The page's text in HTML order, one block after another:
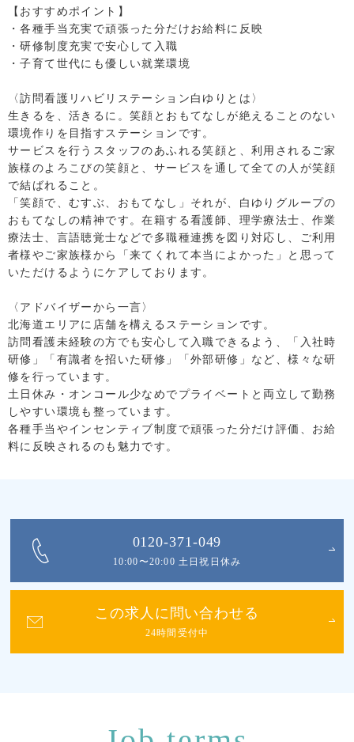
【おすすめポイント】
・各種手当充実で頑張った分だけお給料に反映
・研修制度充実で安心して入職
・子育て世代にも優しい就業環境
〈訪問看護リハビリステーション白ゆりとは〉
生きるを、活きるに。笑顔とおもてなしが絶えることのない
環境作りを目指すステーションです。
サービスを行うスタッフのあふれる笑顔と、利用されるご家
族様のよろこびの笑顔と、サービスを通して全ての人が笑顔
で結ばれること。
「笑顔で、むすぶ、おもてなし」それが、白ゆりグループの
おもてなしの精神です。在籍する看護師、理学療法士、作業
療法士、言語聴覚士などで多職種連携を図り対応し、ご利用
者様やご家族様から「来てくれて本当によかった」と思って
いただけるようにケアしております。
〈アドバイザーから一言〉
北海道エリアに店舗を構えるステーションです。
訪問看護未経験の方でも安心して入職できるよう、「入社時
研修」「有識者を招いた研修」「外部研修」など、様々な研
修を行っています。
土日休み・オンコール少なめでプライベートと両立して勤務
しやすい環境も整っています。
各種手当やインセンティブ制度で頑張った分だけ評価、お給
料に反映されるのも魅力です。
0120-371-049
10:00〜20:00 土日祝日休み
この求人に問い合わせる
24時間受付中